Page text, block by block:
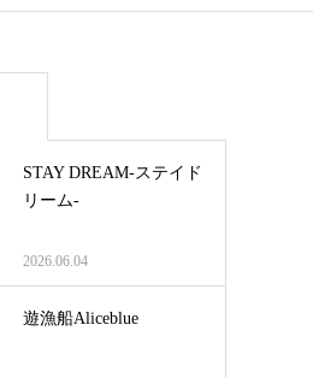
STAY DREAM-ステイド
リーム-
2026.06.04
遊漁船Aliceblue